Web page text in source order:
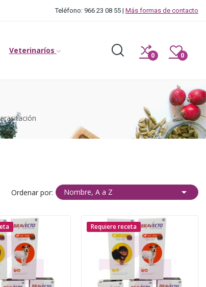
Teléfono: 966 23 08 55 | Más formas de contacto
Veterinaríos
0 0
Ordenar por: Nombre, A a Z 
Requiere receta